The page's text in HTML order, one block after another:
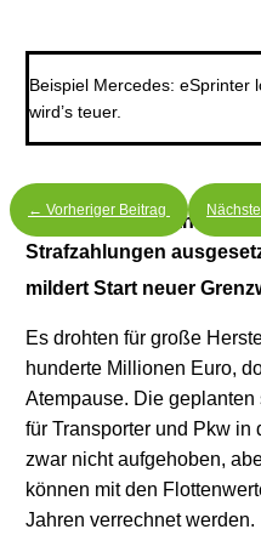
Beispiel Mercedes: eSprinter
wird’s teuer.
Aufatmen bei
Strafzahlungen
mildert Start neuer
Es drohten für große
hunderte Millionen Euro,
Atempause. Die
für Transporter und Pkw in
zwar nicht aufgehoben,
können mit den
Jahren verrechnet werden.
← Vorheriger Beitrag